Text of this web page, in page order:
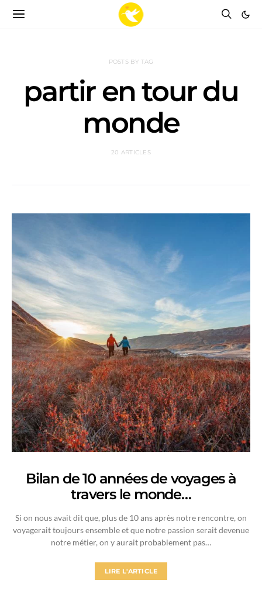
POSTS BY TAG
partir en tour du
monde
20 ARTICLES
Bilan de 10 années de voyages à
travers le monde…
Si on nous avait dit que, plus de 10 ans après notre rencontre, on
voyagerait toujours ensemble et que notre passion serait devenue
notre métier, on y aurait probablement pas…
LIRE L'ARTICLE